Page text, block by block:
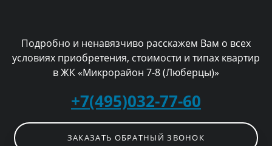
Подробно и ненавязчиво расскажем Вам о всех
условиях приобретения, стоимости и типах квартир
в ЖК «Микрорайон 7-8 (Люберцы)»
+7(495)032-77-60
ЗАКАЗАТЬ ОБРАТНЫЙ ЗВОНОК